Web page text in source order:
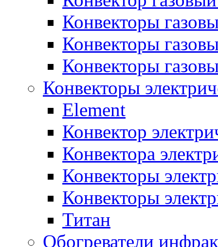
Конвекторы
Конвекторы
Конвекторы
Конвекторы
Element
Конвектор
Конвектора
Конвекторы
Конвекторы
Титан
Обогреватели